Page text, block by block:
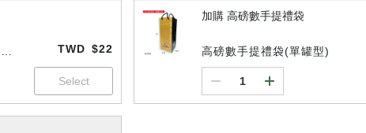
TWD $22
加購 高磅數手提禮袋
高磅數手提禮袋(單罐型)